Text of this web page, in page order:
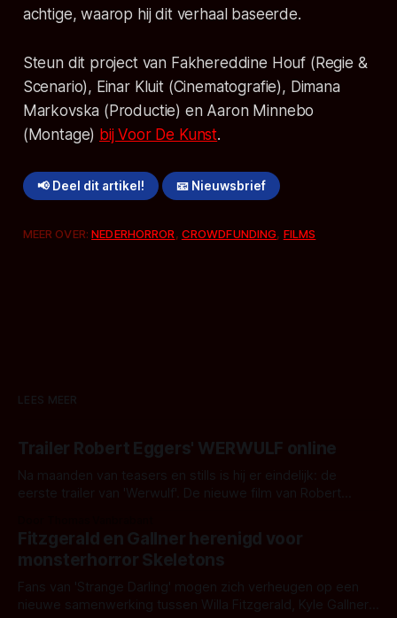
achtige, waarop hij dit verhaal baseerde.
Steun dit project van Fakhereddine Houf (Regie &
Scenario), Einar Kluit (Cinematografie), Dimana
Markovska (Productie) en Aaron Minnebo
(Montage) bij Voor De Kunst.
📢 Deel dit artikel! 📧 Nieuwsbrief
MEER OVER:NEDERHORROR, CROWDFUNDING, FILMS
LEES MEER
Trailer Robert Eggers' WERWULF online
Na maanden van teasers en stills is hij er eindelijk: de
eerste trailer van 'Werwulf'. De nieuwe film van Robert
kille stijl vol folklore en mythe. Het topic deze keer is (kon
het het al raden?)... de weerwolf. Kijk je mee?
Fitzgerald en Gallner herenigd voor
monsterhorror Skeletons
Fans van 'Strange Darling' mogen zich verheugen op een
nieuwe samenwerking tussen Willa Fitzgerald, Kyle Gallner